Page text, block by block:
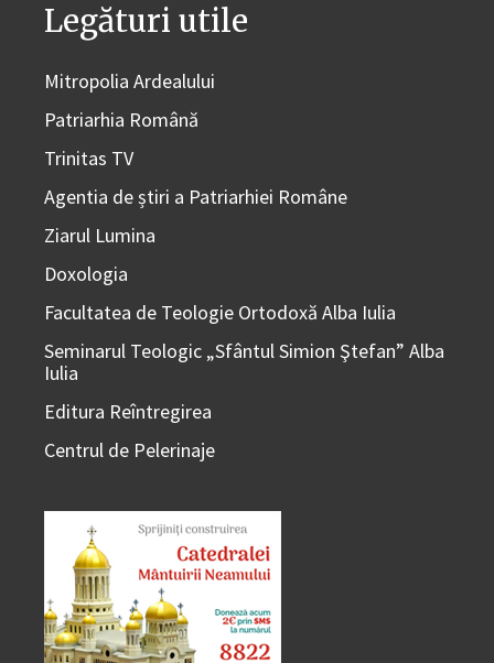
Legături utile
Mitropolia Ardealului
Patriarhia Română
Trinitas TV
Agentia de știri a Patriarhiei Române
Ziarul Lumina
Doxologia
Facultatea de Teologie Ortodoxă Alba Iulia
Seminarul Teologic „Sfântul Simion Ştefan” Alba
Iulia
Editura Reîntregirea
Centrul de Pelerinaje